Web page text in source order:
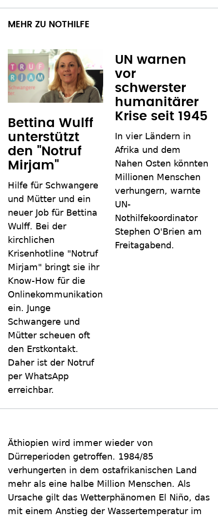
MEHR ZU NOTHILFE
Bettina Wulff
unterstützt
den "Notruf
Mirjam"
Hilfe für Schwangere
und Mütter und ein
neuer Job für Bettina
Wulff. Bei der
kirchlichen
Krisenhotline "Notruf
Mirjam" bringt sie ihr
Know-How für die
Onlinekommunikation
ein. Junge
Schwangere und
Mütter scheuen oft
den Erstkontakt.
Daher ist der Notruf
per WhatsApp
erreichbar.
UN warnen
vor
schwerster
humanitärer
Krise seit 1945
In vier Ländern in
Afrika und dem
Nahen Osten könnten
Millionen Menschen
verhungern, warnte
UN-
Nothilfekoordinator
Stephen O'Brien am
Freitagabend.
Äthiopien wird immer wieder von
Dürreperioden getroffen. 1984/85
verhungerten in dem ostafrikanischen Land
mehr als eine halbe Million Menschen. Als
Ursache gilt das Wetterphänomen El Niño, das
mit einem Anstieg der Wassertemperatur im